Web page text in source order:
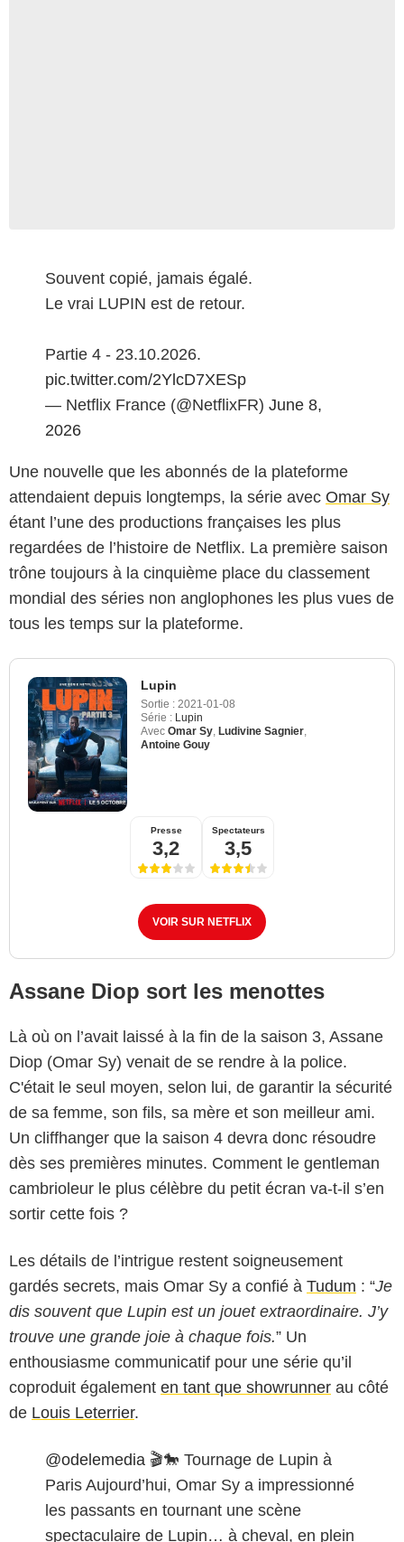
Souvent copié, jamais égalé.
Le vrai LUPIN est de retour.
Partie 4 - 23.10.2026.
pic.twitter.com/2YlcD7XESp
— Netflix France (@NetflixFR) June 8,
2026
Une nouvelle que les abonnés de la plateforme
attendaient depuis longtemps, la série avec Omar Sy
étant l’une des productions françaises les plus
regardées de l’histoire de Netflix. La première saison
trône toujours à la cinquième place du classement
mondial des séries non anglophones les plus vues de
tous les temps sur la plateforme.
Lupin
Sortie : 2021-01-08
Série : Lupin
Avec Omar Sy Ludivine Sagnier
Antoine Gouy
Presse
3,2
Spectateurs
3,5
VOIR SUR NETFLIX
Assane Diop sort les menottes
Là où on l’avait laissé à la fin de la saison 3, Assane
Diop (Omar Sy) venait de se rendre à la police.
C'était le seul moyen, selon lui, de garantir la sécurité
de sa femme, son fils, sa mère et son meilleur ami.
Un cliffhanger que la saison 4 devra donc résoudre
dès ses premières minutes. Comment le gentleman
cambrioleur le plus célèbre du petit écran va-t-il s’en
sortir cette fois ?
Les détails de l’intrigue restent soigneusement
gardés secrets, mais Omar Sy a confié à Tudum : “Je
dis souvent que Lupin est un jouet extraordinaire. J’y
trouve une grande joie à chaque fois.” Un
enthousiasme communicatif pour une série qu’il
coproduit également en tant que showrunner au côté
de Louis Leterrier.
@odelemedia 🎬🐎 Tournage de Lupin à
Paris Aujourd’hui, Omar Sy a impressionné
les passants en tournant une scène
spectaculaire de Lupin… à cheval, en plein